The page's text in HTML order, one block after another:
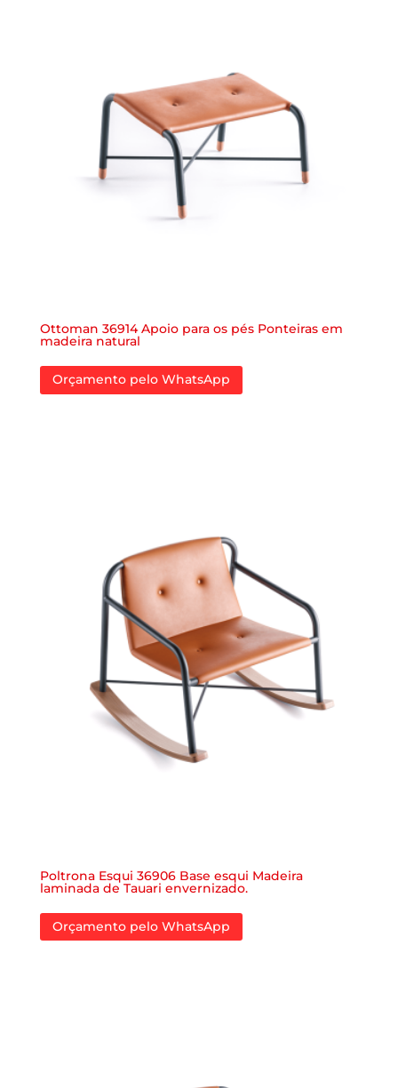
Ottoman 36914 Apoio para os pés Ponteiras em
madeira natural
Orçamento pelo WhatsApp
Poltrona Esqui 36906 Base esqui Madeira
laminada de Tauari envernizado.
Orçamento pelo WhatsApp